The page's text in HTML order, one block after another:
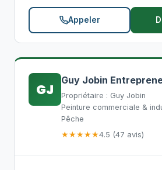
Appeler
GJ
Guy Jobin
Propriétaire : Guy Jobin
Peinture commerciale &
Pêche
★★★★★4.5 (47 avis)